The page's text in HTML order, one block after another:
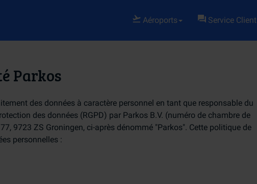
Aéroports Service Client
Parkos
des données à caractère personnel en tant que responsable du
des données (RGPD) par Parkos B.V. (numéro de chambre de
9723 ZS Groningen, ci-après dénommé "Parkos". Cette politique de
personnelles :